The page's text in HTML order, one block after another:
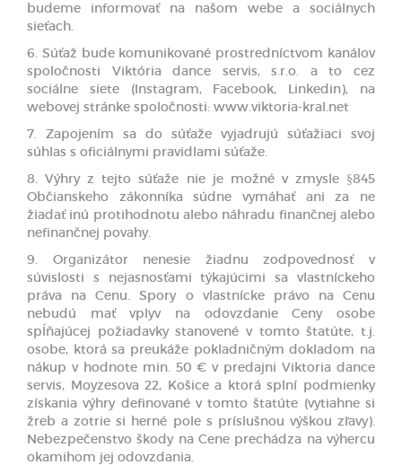
budeme informovať na našom webe a sociálnych
sieťach.
6. Súťaž bude komunikované prostredníctvom kanálov
spoločnosti Viktória dance servis, s.r.o. a to cez
sociálne siete (Instagram, Facebook, Linkedin), na
webovej stránke spoločnosti: www.viktoria-kral.net
7. Zapojením sa do súťaže vyjadrujú súťažiaci svoj
súhlas s oficiálnymi pravidlami súťaže.
8. Výhry z tejto súťaže nie je možné v zmysle §845
Občianskeho zákonníka súdne vymáhať ani za ne
žiadať inú protihodnotu alebo náhradu finančnej alebo
nefinančnej povahy.
9. Organizátor nenesie žiadnu zodpovednosť v
súvislosti s nejasnosťami týkajúcimi sa vlastníckeho
práva na Cenu. Spory o vlastnícke právo na Cenu
nebudú mať vplyv na odovzdanie Ceny osobe
spĺňajúcej požiadavky stanovené v tomto štatúte, t.j.
osobe, ktorá sa preukáže pokladničným dokladom na
nákup v hodnote min. 50 € v predajni Viktoria dance
servis, Moyzesova 22, Košice a ktorá splní podmienky
získania výhry definované v tomto štatúte (vytiahne si
žreb a zotrie si herné pole s príslušnou výškou zľavy).
Nebezpečenstvo škody na Cene prechádza na výhercu
okamihom jej odovzdania.